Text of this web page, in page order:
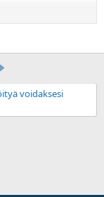
voidaksesi